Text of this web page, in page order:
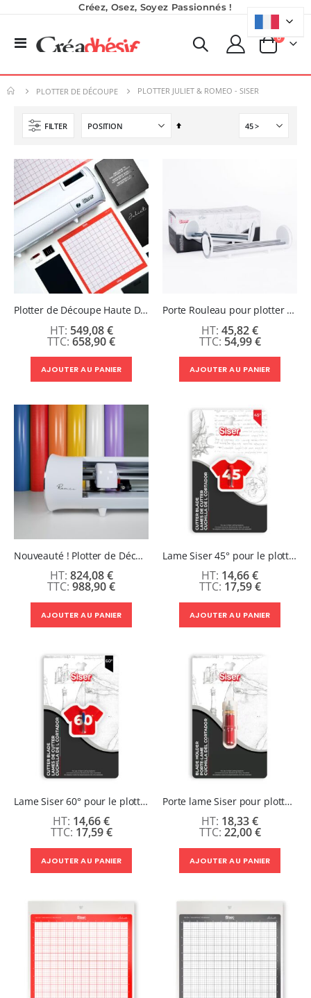
Créez, Osez, Soyez Passionnés !
Basculer
Panier
0produits
PLOTTER DE DÉCOUPE PLOTTER JULIET & ROMEO - SISER
FILTER
Par
Plotter de Découpe Haute Définition JULIET 30 cm - Siser
658,90 €
549,08 €
AJOUTER AU PANIER
Porte Rouleau pour plotter Juliet - Siser
54,99 €
45,82 €
AJOUTER AU PANIER
Nouveauté ! Plotter de Découpe Haute Définition ROMEO 60 cm - Siser
988,90 €
824,08 €
AJOUTER AU PANIER
Lame Siser 45° pour le plotter Juliet & Romeo
17,59 €
14,66 €
AJOUTER AU PANIER
Lame Siser 60° pour le plotter Juliet & Romeo
17,59 €
14,66 €
AJOUTER AU PANIER
Porte lame Siser pour plotter Juliet & Romeo
22,00 €
18,33 €
AJOUTER AU PANIER
Encre pour transfert DTF - 2eme Génération - Blanc - 1L
49,00 €
40,83 €
Planche de Transfert DTF - Format A3 - 28 x 42 cm - Expédié en 6 heures
9,90 €
8,25 €
À partir de 5,40 €
Rating:
289,00 €
240,83 €
0,00 €
0,00 €
1 621,14 €
1 350,95 €